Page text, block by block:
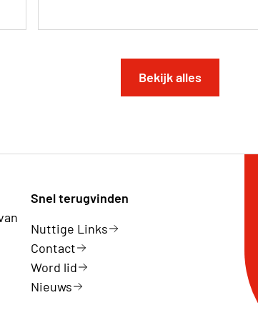
Bekijk alles
Snel terugvinden
Nuttige Links
Contact
Word lid
Nieuws